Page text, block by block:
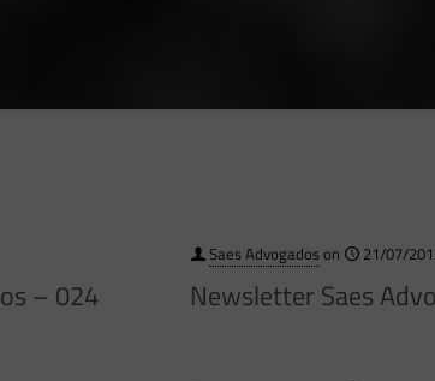
– 024
Saes Advogadoson 21/07/
Newsletter Saes